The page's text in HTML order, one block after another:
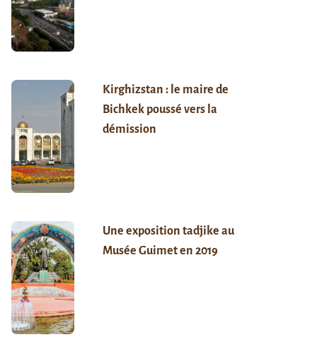
Kirghizstan : le maire de
Bichkek poussé vers la
démission
Une exposition tadjike au
Musée Guimet en 2019